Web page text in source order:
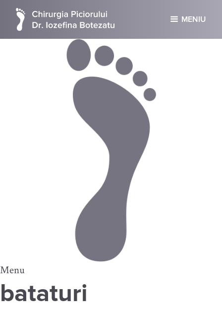
MENIU
Menu
bataturi